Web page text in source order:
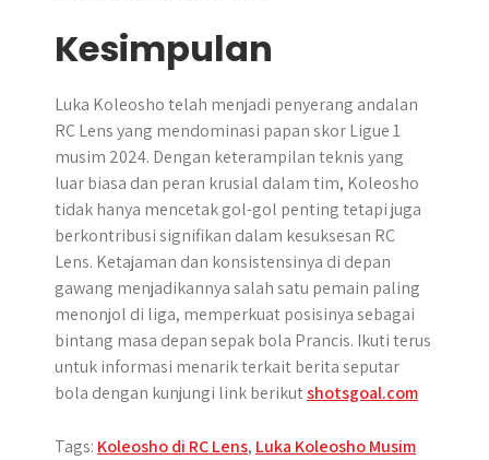
Kesimpulan
Luka Koleosho telah menjadi penyerang andalan
RC Lens yang mendominasi papan skor Ligue 1
musim 2024. Dengan keterampilan teknis yang
luar biasa dan peran krusial dalam tim, Koleosho
tidak hanya mencetak gol-gol penting tetapi juga
berkontribusi signifikan dalam kesuksesan RC
Lens. Ketajaman dan konsistensinya di depan
gawang menjadikannya salah satu pemain paling
menonjol di liga, memperkuat posisinya sebagai
bintang masa depan sepak bola Prancis. Ikuti terus
untuk informasi menarik terkait berita seputar
bola dengan kunjungi link berikutshotsgoal.com
Tags: Koleosho di RC Lens, Luka Koleosho Musim